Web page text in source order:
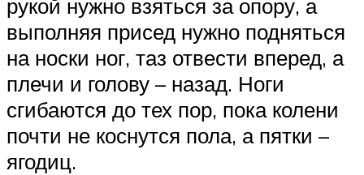
рукой нужно взяться за опору, а
выполняя присед нужно подняться
на носки ног, таз отвести вперед, а
плечи и голову – назад. Ноги
сгибаются до тех пор, пока колени
почти не коснутся пола, а пятки –
ягодиц.